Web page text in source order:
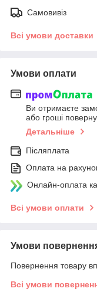
Самовивіз
Всі умови доставки
Умови оплати
Ви отримаєте
або гроші
Детальніше
Післяплата
Оплата на
Онлайн-оплата
Всі умови оплати
Умови
Повернення товару
Всі умови